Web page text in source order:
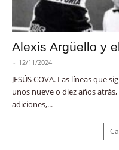
Alexis Argüello y
- 12/11/2024
JESÚS COVA. Las líneas que
unos nueve o diez años
adiciones,...